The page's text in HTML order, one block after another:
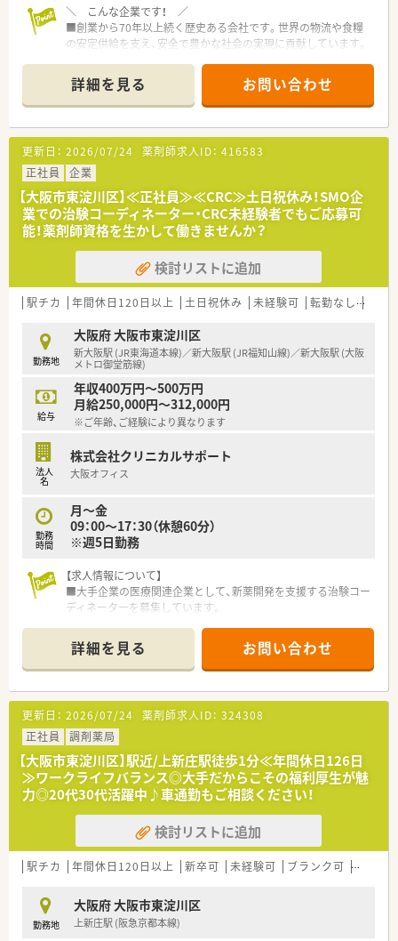
＼ こんな企業です！ ／
■創業から70年以上続く歴史ある会社です。世界の物流や食糧
の安定供給を支え、安全で豊かな社会の実現に貢献しています。
現在は日本最大の錫化合物総合メーカーとなっています。
■有機金属合成に関しても実績と技術力を蓄積しており、1990
年代以降は医薬中間体や精密電子材料等も手がけ、様々なファイ
ンケミカルの生産実績を積み重ねています。
■世界で初めて有機錫系船底防汚塗料用ポリマーの研究開発に
成功し、世界の船舶塗料市場を席巻しました。
また、世界で初めて有機ケイ素系船底防汚塗料用ポリマーの研究
開発に成功し、世界最高性能であるという評価が市場で確立され
ており、海中防汚技術も誇ります。
■有給取得率は94.7％と高水準です！（2020年実績）
＼ こんな方におすすめ ／
■研究開発職のご経験がおありの方
■安定した環境でさらに経験を積んでいきたい方
詳細を見る お問い合わせ
更新日： 2026/07/24 薬剤師求人ID： 416583
正社員
企業
【大阪市東淀川区】≪正社員≫≪CRC≫土日祝休み！SMO企
業での治験コーディネーター・CRC未経験者でもご応募可
能！薬剤師資格を生かして働きませんか？
検討リストに追加
駅チカ 年間休日120日以上 土日祝休み 未経験可 転勤なし
勤務地
大阪府 大阪市東淀川区
新大阪駅 (JR東海道本線)／新大阪駅 (JR福知山線)／新大阪駅 (大阪
メトロ御堂筋線)
給与
年収400万円～500万円
月給250,000円～312,000円
※ご年齢、ご経験により異なります
法人
名
株式会社クリニカルサポート
大阪オフィス
勤務
時間
月～金
09：00～17：30（休憩60分）
※週5日勤務
【求人情報について】
■大手企業の医療関連企業として、新薬開発を支援する治験コー
ディネーターを募集しています。
に貢献できるやりがいある仕事です。
■薬剤師としての臨床経験やCRC経験を活かし、更なるスキルア
ップとキャリア形成が目指せます。
【募集背景と求める人物像について】
■多くの治験支援依頼に応えるため、組織体制の強化を目的とし
た増員募集を行うことになりました。
■臨床経験3年以上の薬剤師免許保持者や、治験コーディネータ
ー経験がある即戦力を求めています。
■高い専門性を発揮しながら、周囲と連携してチームワークを大
切に業務に取り組める方を歓迎します。
【想定される業務内容】
■医療機関へ直接訪問し、患者様への治験内容の説明補助やスケ
ジュール調整などを担当いただきます。
といった専門的な支援業務も行います。
■治験が計画通りに適正に進行しているかを確認し、医療スタッ
フと連携して業務を進めていきます。
詳細を見る お問い合わせ
更新日： 2026/07/24 薬剤師求人ID： 324308
正社員
調剤薬局
【大阪市東淀川区】駅近/上新庄駅徒歩1分≪年間休日126日
≫ワークライフバランス◎大手だからこその福利厚生が魅
力◎20代30代活躍中♪車通勤もご相談ください！
検討リストに追加
駅チカ 年間休日120日以上 新卒可 未経験可 ブランク可 車通勤
勤務地
大阪府 大阪市東淀川区
上新庄駅 (阪急京都本線)